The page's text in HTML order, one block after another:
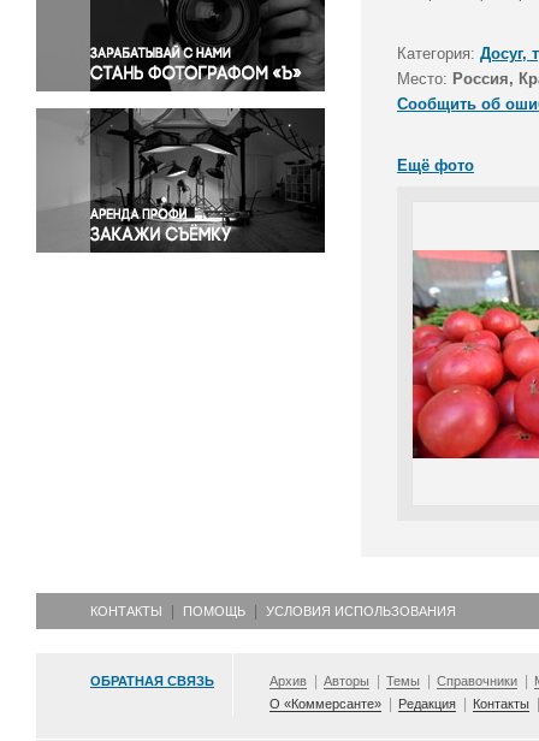
Правосудие
Происшествия и конфликты
Религия
Светская жизнь
Спорт
Экология
Экономика и бизнес
Категория: Досуг,
Место: Россия,
Сообщить об
Ещё фото
КОНТАКТЫ ПОМОЩЬ УСЛОВИЯ ИСПОЛЬЗОВАНИЯ
ОБРАТНАЯ СВЯЗЬ Архив Авторы Темы Справочники
О «Коммерсанте»
Редакция Контакты